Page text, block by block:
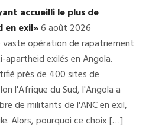
accueilli le plus de
exil»6 août 2026
vaste opération de rapatriement
exilés en Angola.
près de 400 sites de
l'Afrique du Sud, l'Angola a
de militants de l'ANC en exil,
Alors, pourquoi ce choix […]